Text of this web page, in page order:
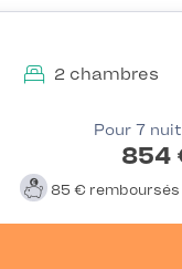
2 chambres
Pour 7
854
85 € remboursés